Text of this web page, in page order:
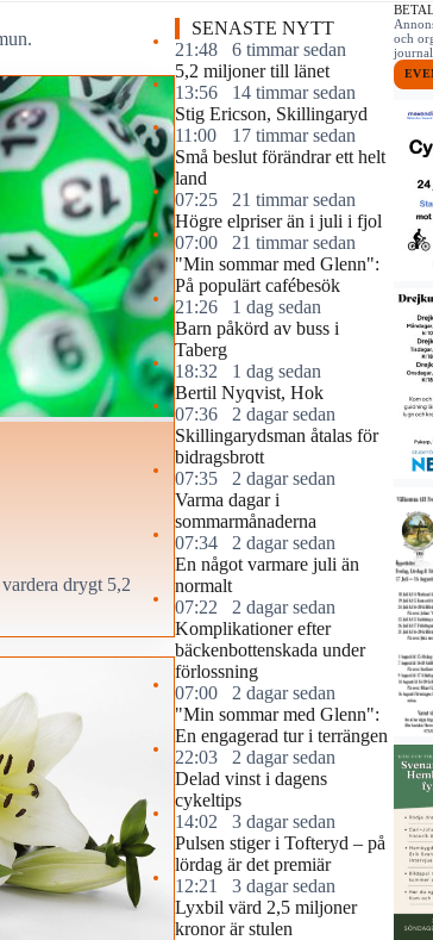
drygt 5,2
SENASTE NYTT
21:48
6 timmar sedan
5,2 miljoner till länet
13:56
14 timmar sedan
Stig Ericson, Skillingaryd
11:00
17 timmar sedan
Små beslut förändrar ett helt
land
07:25
21 timmar sedan
Högre elpriser än i juli i fjol
07:00
21 timmar sedan
"Min sommar med Glenn":
På populärt cafébesök
21:26
1 dag sedan
Barn påkörd av buss i
Taberg
18:32
1 dag sedan
Bertil Nyqvist, Hok
07:36
2 dagar sedan
Skillingarydsman åtalas för
bidragsbrott
07:35
2 dagar sedan
Varma dagar i
sommarmånaderna
07:34
2 dagar sedan
En något varmare juli än
normalt
07:22
2 dagar sedan
Komplikationer efter
bäckenbottenskada under
förlossning
07:00
2 dagar sedan
"Min sommar med Glenn":
En engagerad tur i terrängen
22:03
2 dagar sedan
Delad vinst i dagens
cykeltips
14:02
3 dagar sedan
Pulsen stiger i Tofteryd – på
lördag är det premiär
12:21
3 dagar sedan
Lyxbil värd 2,5 miljoner
kronor är stulen
och